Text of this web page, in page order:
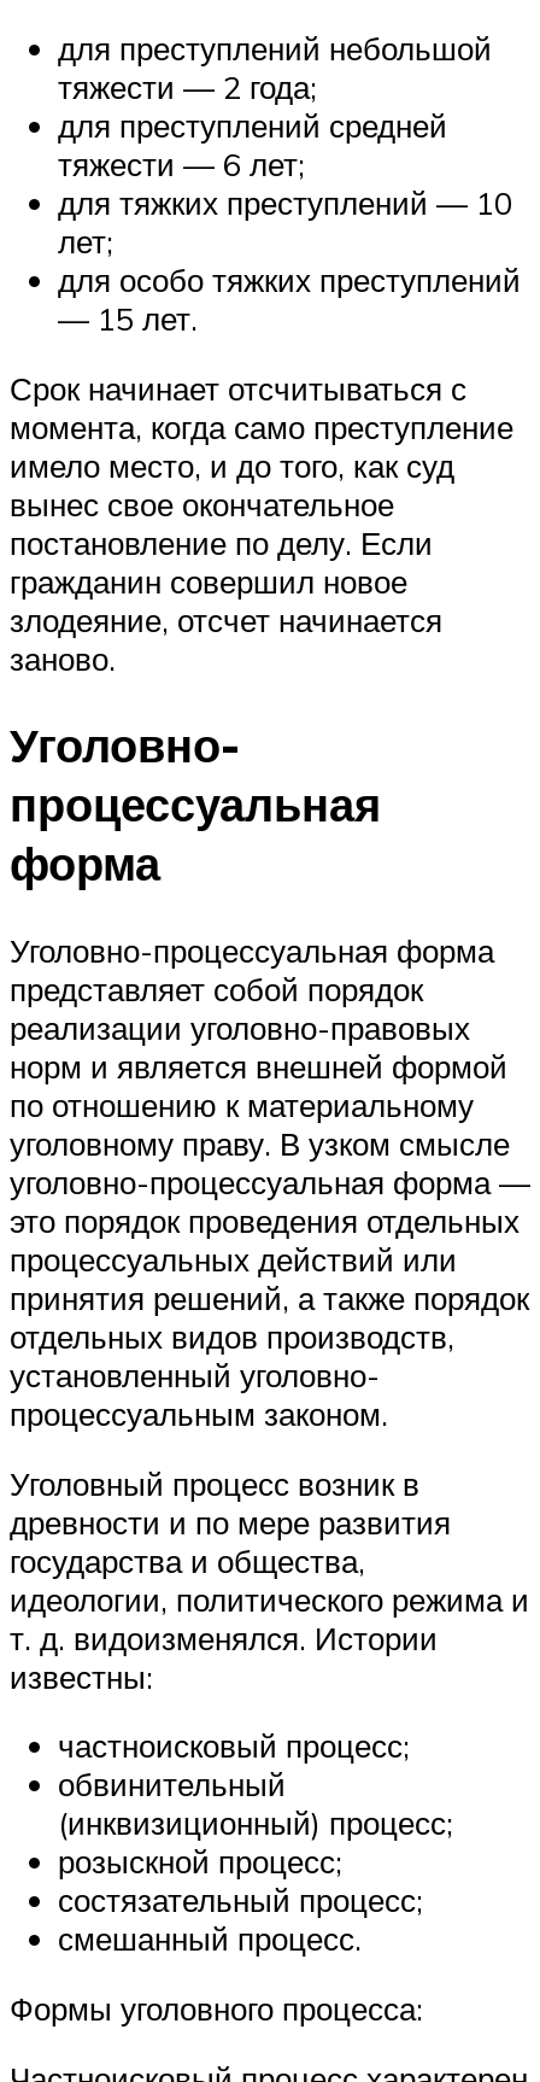
для преступлений небольшой
тяжести — 2 года;
для преступлений средней
тяжести — 6 лет;
для тяжких преступлений — 10
лет;
для особо тяжких преступлений
— 15 лет.
Срок начинает отсчитываться с
момента, когда само преступление
имело место, и до того, как суд
вынес свое окончательное
постановление по делу. Если
гражданин совершил новое
злодеяние, отсчет начинается
заново.
Уголовно-
процессуальная
форма
Уголовно-процессуальная форма
представляет собой порядок
реализации уголовно-правовых
норм и является внешней формой
по отношению к материальному
уголовному праву. В узком смысле
уголовно-процессуальная форма —
это порядок проведения отдельных
процессуальных действий или
принятия решений, а также порядок
отдельных видов производств,
установленный уголовно-
процессуальным законом.
Уголовный процесс возник в
древности и по мере развития
государства и общества,
идеологии, политического режима и
т. д. видоизменялся. Истории
известны:
частноисковый процесс;
обвинительный
(инквизиционный) процесс;
розыскной процесс;
состязательный процесс;
смешанный процесс.
Формы уголовного процесса: